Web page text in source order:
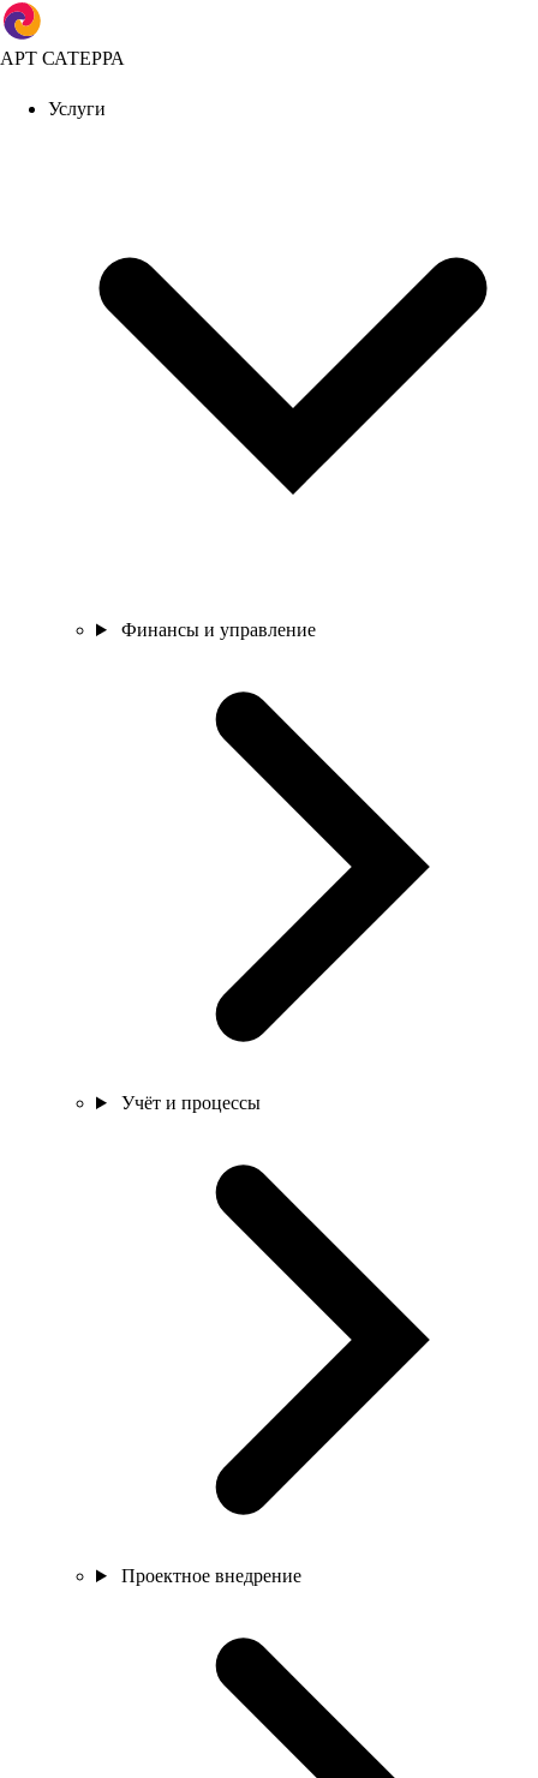
АРТ САТЕРРА
Услуги
Финансы и управление
Учёт и процессы
Проектное внедрение